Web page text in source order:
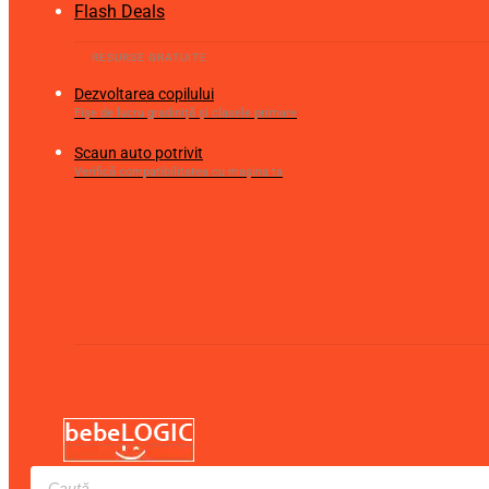
Flash Deals
Dezvoltarea copilului
Fișe de lucru gradiniță și clasele primare
Scaun auto potrivit
Verifică compatibilitatea cu mașina ta
Products